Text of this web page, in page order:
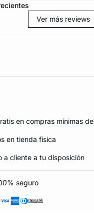
Ver más reviews
en compras mínimas
en tienda física
a cliente a tu disposición
seguro